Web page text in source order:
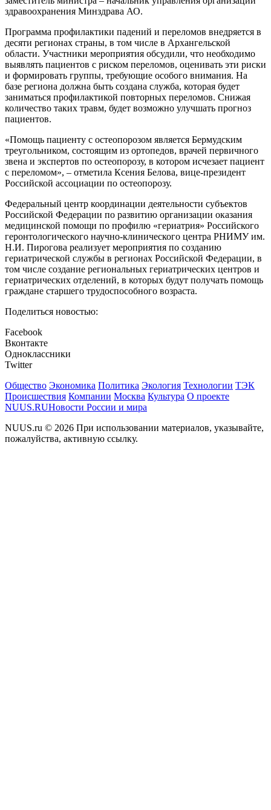
здравоохранения Минздрава АО.
Программа профилактики падений и переломов внедряется в
десяти регионах страны, в том числе в Архангельской
области. Участники мероприятия обсудили, что необходимо
выявлять пациентов с риском переломов, оценивать эти риски
и формировать группы, требующие особого внимания. На
базе региона должна быть создана служба, которая будет
заниматься профилактикой повторных переломов. Снижая
количество таких травм, будет возможно улучшать прогноз
пациентов.
«Помощь пациенту с остеопорозом является Бермудским
треугольником, состоящим из ортопедов, врачей первичного
звена и экспертов по остеопорозу, в котором исчезает пациент
с переломом», – отметила Ксения Белова, вице-президент
Российской ассоциации по остеопорозу.
Федеральный центр координации деятельности субъектов
Российской Федерации по развитию организации оказания
медицинской помощи по профилю «гериатрия» Российского
геронтологического научно-клинического центра РНИМУ им.
Н.И. Пирогова реализует мероприятия по созданию
гериатрической службы в регионах Российской Федерации, в
том числе создание региональных гериатрических центров и
гериатрических отделений, в которых будут получать помощь
граждане старшего трудоспособного возраста.
Поделиться новостью:
Facebook
Вконтакте
Одноклассники
Twitter
Общество Экономика Политика Экология Технологии ТЭК
Происшествия Компании Москва Культура О проекте
NUUS.RUНовости России и мира
NUUS.ru © 2026 При использовании материалов, указывайте,
пожалуйства, активную ссылку.